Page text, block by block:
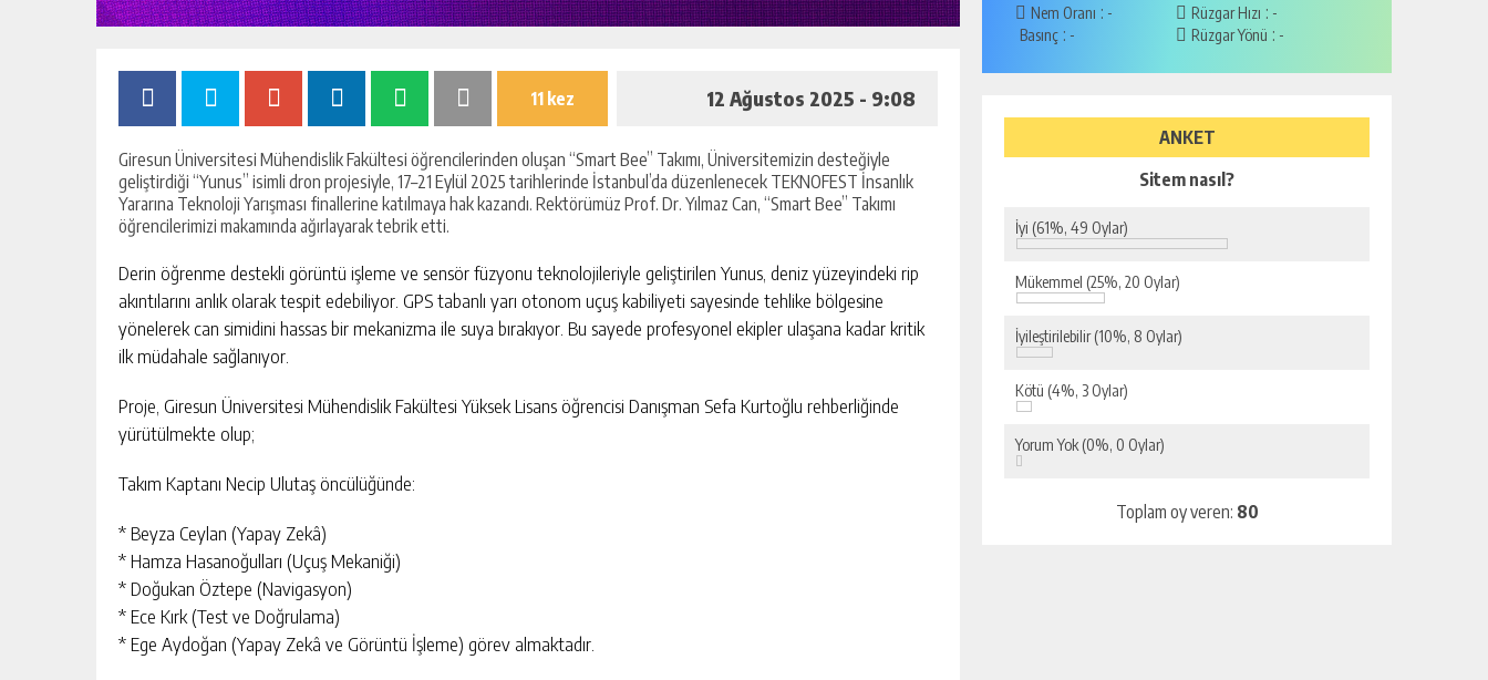
11 kez 12 Ağustos 2025 - 9:08
Giresun Üniversitesi Mühendislik Fakültesi öğrencilerinden oluşan “Smart Bee” Takımı, Üniversitemizin desteğiyle
geliştirdiği “Yunus” isimli dron projesiyle, 17–21 Eylül 2025 tarihlerinde İstanbul’da düzenlenecek TEKNOFEST İnsanlık
Yararına Teknoloji Yarışması finallerine katılmaya hak kazandı. Rektörümüz Prof. Dr. Yılmaz Can, “Smart Bee” Takımı
öğrencilerimizi makamında ağırlayarak tebrik etti.
Derin öğrenme destekli görüntü işleme ve sensör füzyonu teknolojileriyle geliştirilen Yunus, deniz yüzeyindeki rip
akıntılarını anlık olarak tespit edebiliyor. GPS tabanlı yarı otonom uçuş kabiliyeti sayesinde tehlike bölgesine
yönelerek can simidini hassas bir mekanizma ile suya bırakıyor. Bu sayede profesyonel ekipler ulaşana kadar kritik
ilk müdahale sağlanıyor.
Proje, Giresun Üniversitesi Mühendislik Fakültesi Yüksek Lisans öğrencisi Danışman Sefa Kurtoğlu rehberliğinde
yürütülmekte olup;
Takım Kaptanı Necip Ulutaş öncülüğünde:
* Beyza Ceylan (Yapay Zekâ)
* Hamza Hasanoğulları (Uçuş Mekaniği)
* Doğukan Öztepe (Navigasyon)
* Ece Kırk (Test ve Doğrulama)
* Ege Aydoğan (Yapay Zekâ ve Görüntü İşleme) görev almaktadır.
Nem Oranı : -
Basınç : -
Rüzgar Hızı : -
Rüzgar Yönü : -
ANKET
Sitem nasıl?
İyi (61%, 49 Oylar)
Mükemmel (25%, 20 Oylar)
İyileştirilebilir(10%, 8 Oylar)
Kötü (4%, 3 Oylar)
Yorum Yok (0%, 0 Oylar)
Toplam oy veren: 80